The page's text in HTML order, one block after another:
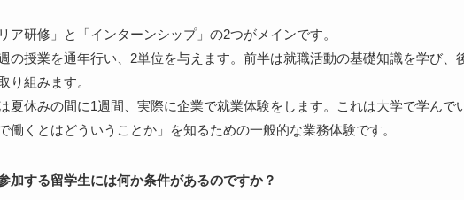
リア研修」と「インターンシップ」の2つがメインです。
の授業を通年行い、2単位を与えます。前半は就職活動の基礎知識を学び、
り組みます。
夏休みの間に1週間、実際に企業で就業体験をします。これは大学で学んで
働くとはどういうことか」を知るための一般的な業務体験です。
する留学生には何か条件があるのですか？